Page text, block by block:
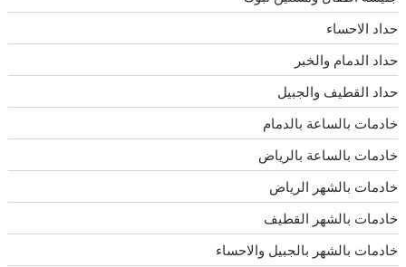
حداد الاحساء
حداد الدمام والخبر
حداد القطيف والجبيل
خادمات بالساعة بالدمام
خادمات بالساعة بالرياض
خادمات بالشهر الرياض
خادمات بالشهر القطيف
خادمات بالشهر بالجبيل والاحساء